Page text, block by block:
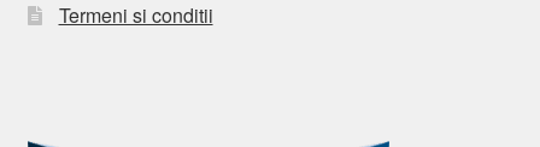
Termeni si conditii